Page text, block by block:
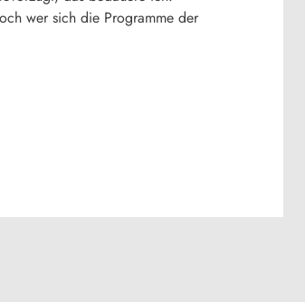
wer sich die Programme der